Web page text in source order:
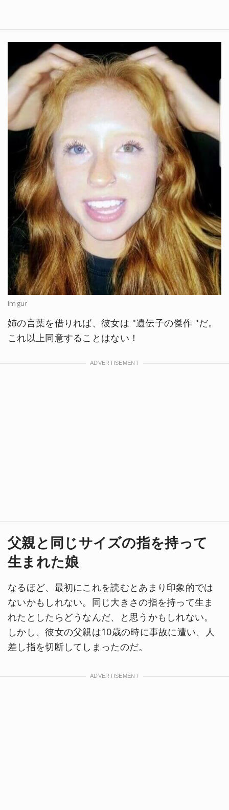
Imgur
姉の言葉を借りれば、彼女は "遺伝子の傑作 "だ。
これ以上同意することはない！
父親と同じサイズの指を持って
生まれた娘
なるほど、最初にこれを読むとあまり印象的では
ないかもしれない。同じ大きさの指を持って生ま
れたとしたらどうなんだ、と思うかもしれない。
しかし、彼女の父親は10歳の時に事故に遭い、人
差し指を切断してしまったのだ。